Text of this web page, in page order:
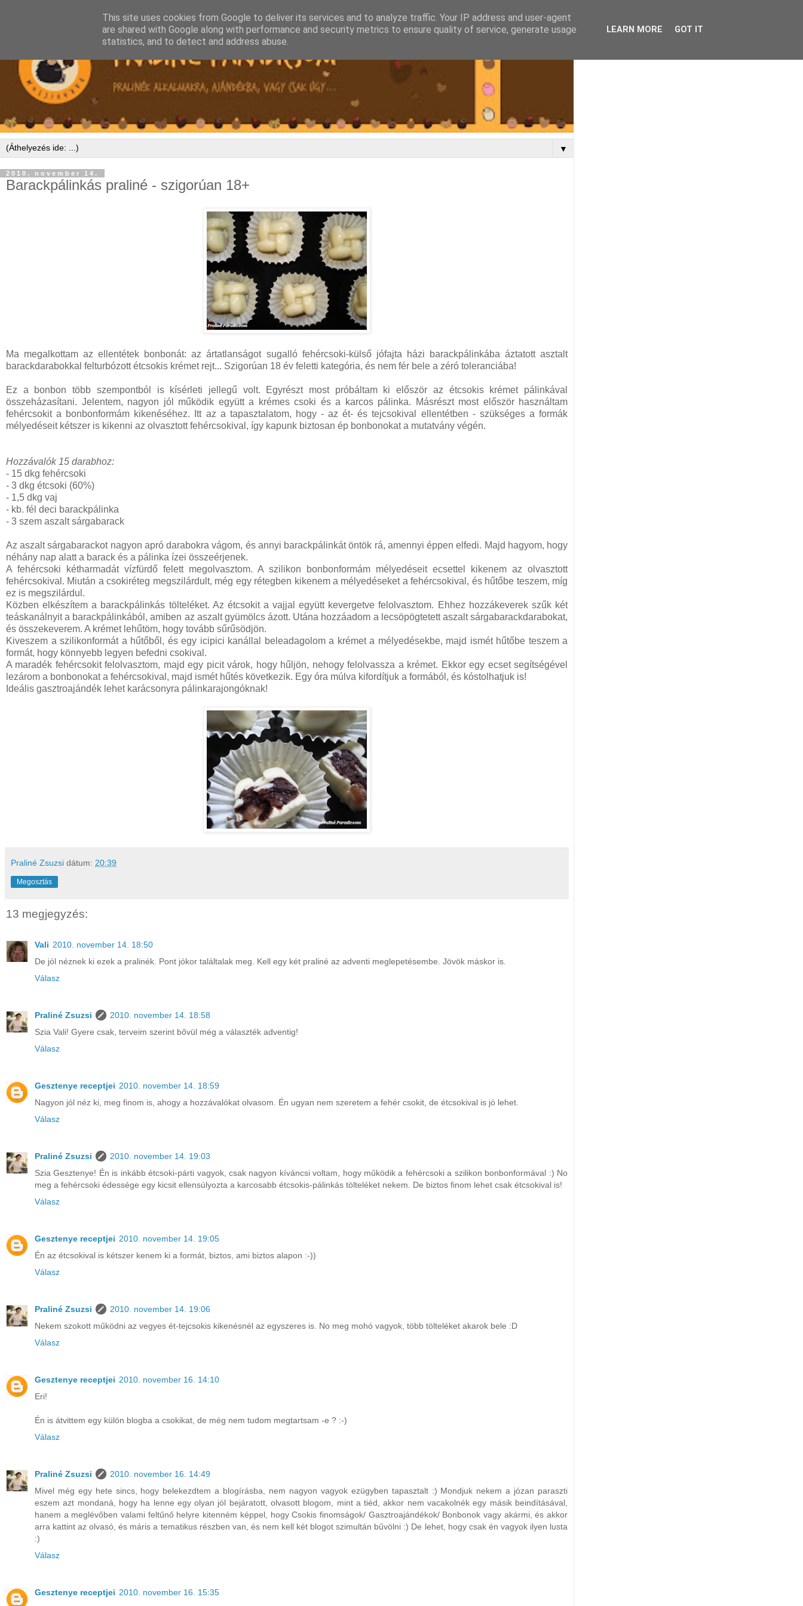
▼
2010. november 14.
Barackpálinkás praliné - szigorúan 18+
Ma megalkottam az ellentétek bonbonát: az ártatlanságot sugalló fehércsoki-külső jófajta házi barackpálinkába áztatott asztalt
barackdarabokkal felturbózott étcsokis krémet rejt... Szigorúan 18 év feletti kategória, és nem fér bele a zéró toleranciába!
Ez a bonbon több szempontból is kísérleti jellegű volt. Egyrészt most próbáltam ki először az étcsokis krémet pálinkával
összeházasítani. Jelentem, nagyon jól működik együtt a krémes csoki és a karcos pálinka. Másrészt most először használtam
fehércsokit a bonbonformám kikenéséhez. Itt az a tapasztalatom, hogy - az ét- és tejcsokival ellentétben - szükséges a formák
mélyedéseit kétszer is kikenni az olvasztott fehércsokival, így kapunk biztosan ép bonbonokat a mutatvány végén.
Hozzávalók 15 darabhoz:
- 15 dkg fehércsoki
- 3 dkg étcsoki (60%)
- 1,5 dkg vaj
- kb. fél deci barackpálinka
- 3 szem aszalt sárgabarack
Az aszalt sárgabarackot nagyon apró darabokra vágom, és annyi barackpálinkát öntök rá, amennyi éppen elfedi. Majd hagyom, hogy
néhány nap alatt a barack és a pálinka ízei összeérjenek.
A fehércsoki kétharmadát vízfürdő felett megolvasztom. A szilikon bonbonformám mélyedéseit ecsettel kikenem az olvasztott
fehércsokival. Miután a csokiréteg megszilárdult, még egy rétegben kikenem a mélyedéseket a fehércsokival, és hűtőbe teszem, míg
ez is megszilárdul.
Közben elkészítem a barackpálinkás tölteléket. Az étcsokit a vajjal együtt kevergetve felolvasztom. Ehhez hozzákeverek szűk két
teáskanálnyit a barackpálinkából, amiben az aszalt gyümölcs ázott. Utána hozzáadom a lecsöpögtetett aszalt sárgabarackdarabokat,
és összekeverem. A krémet lehűtöm, hogy tovább sűrűsödjön.
Kiveszem a szilikonformát a hűtőből, és egy icipici kanállal beleadagolom a krémet a mélyedésekbe, majd ismét hűtőbe teszem a
formát, hogy könnyebb legyen befedni csokival.
A maradék fehércsokit felolvasztom, majd egy picit várok, hogy hűljön, nehogy felolvassza a krémet. Ekkor egy ecset segítségével
lezárom a bonbonokat a fehércsokival, majd ismét hűtés következik. Egy óra múlva kifordítjuk a formából, és kóstolhatjuk is!
Ideális gasztroajándék lehet karácsonyra pálinkarajongóknak!
Praliné Zsuzsi dátum: 20:39
Megosztás
13 megjegyzés:
Vali 2010. november 14. 18:50
De jól néznek ki ezek a pralinék. Pont jókor találtalak meg. Kell egy két praliné az adventi meglepetésembe. Jövök máskor is.
Válasz
Praliné Zsuzsi
2010. november 14. 18:58
Szia Vali! Gyere csak, terveim szerint bővül még a választék adventig!
Válasz
Gesztenye receptjei 2010. november 14. 18:59
Nagyon jól néz ki, meg finom is, ahogy a hozzávalókat olvasom. Én ugyan nem szeretem a fehér csokit, de étcsokival is jó lehet.
Válasz
Praliné Zsuzsi
2010. november 14. 19:03
Szia Gesztenye! Én is inkább étcsoki-párti vagyok, csak nagyon kíváncsi voltam, hogy működik a fehércsoki a szilikon bonbonformával :) No
meg a fehércsoki édessége egy kicsit ellensúlyozta a karcosabb étcsokis-pálinkás tölteléket nekem. De biztos finom lehet csak étcsokival is!
Válasz
Gesztenye receptjei 2010. november 14. 19:05
Én az étcsokival is kétszer kenem ki a formát, biztos, ami biztos alapon :-))
Válasz
Praliné Zsuzsi
2010. november 14. 19:06
Nekem szokott működni az vegyes ét-tejcsokis kikenésnél az egyszeres is. No meg mohó vagyok, több tölteléket akarok bele :D
Válasz
Gesztenye receptjei 2010. november 16. 14:10
Eri!
Én is átvittem egy külön blogba a csokikat, de még nem tudom megtartsam -e ? :-)
Válasz
Praliné Zsuzsi
2010. november 16. 14:49
Mivel még egy hete sincs, hogy belekezdtem a blogírásba, nem nagyon vagyok ezügyben tapasztalt :) Mondjuk nekem a józan paraszti
eszem azt mondaná, hogy ha lenne egy olyan jól bejáratott, olvasott blogom, mint a tiéd, akkor nem vacakolnék egy másik beindításával,
hanem a meglévőben valami feltűnő helyre kitenném képpel, hogy Csokis finomságok/ Gasztroajándékok/ Bonbonok vagy akármi, és akkor
arra kattint az olvasó, és máris a tematikus részben van, és nem kell két blogot szimultán bűvölni :) De lehet, hogy csak én vagyok ilyen lusta
:)
Válasz
Gesztenye receptjei 2010. november 16. 15:35
This site uses cookies from Google to deliver its services and to analyze traffic. Your IP address and user-agent
are shared with Google along with performance and security metrics to ensure quality of service, generate usage
statistics, and to detect and address abuse.
LEARN MORE GOT IT